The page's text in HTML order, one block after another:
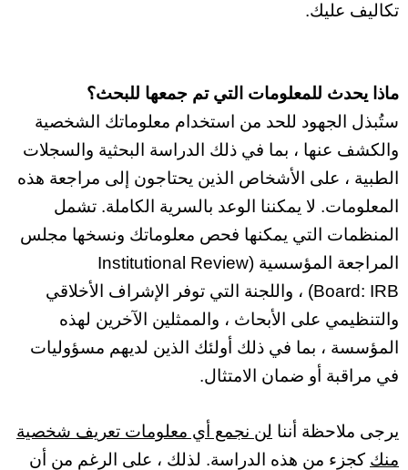
تكاليف عليك.
ماذا يحدث للمعلومات التي تم جمعها للبحث؟
ستُبذل الجهود للحد من استخدام معلوماتك الشخصية
والكشف عنها ، بما في ذلك الدراسة البحثية والسجلات
الطبية ، على الأشخاص الذين يحتاجون إلى مراجعة هذه
المعلومات. لا يمكننا الوعد بالسرية الكاملة. تشمل
المنظمات التي يمكنها فحص معلوماتك ونسخها مجلس
المراجعة المؤسسية (Institutional Review
Board:IRB) ، واللجنة التي توفر الإشراف الأخلاقي
والتنظيمي على الأبحاث ، والممثلين الآخرين لهذه
المؤسسة ، بما في ذلك أولئك الذين لديهم مسؤوليات
في مراقبة أو ضمان الامتثال.
يرجى ملاحظة أننا لن نجمع أي معلومات تعريف شخصية
منك كجزء من هذه الدراسة. لذلك ، على الرغم من أن